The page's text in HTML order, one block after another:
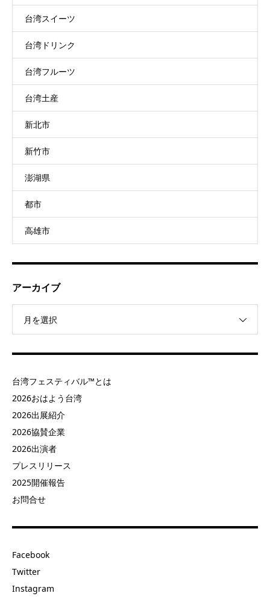
台湾スイーツ
台湾ドリンク
台湾フルーツ
台湾土産
新北市
新竹市
澎湖県
都市
高雄市
アーカイブ
月を選択
台湾フェスティバル™とは
2026おはよう台湾
2026出展紹介
2026協賛企業
2026出演者
プレスリリース
2025開催報告
お問合せ
Facebook
Twitter
Instagram